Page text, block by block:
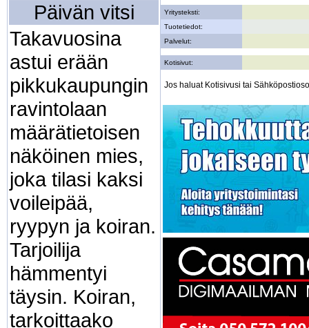
Päivän vitsi
Takavuosina
astui erään
pikkukaupungin
ravintolaan
määrätietoisen
näköinen mies,
joka tilasi kaksi
voileipää,
ryypyn ja koiran.
Tarjoilija
hämmentyi
täysin. Koiran,
tarkoittaako
Yritysteksti:
Tuotetiedot:
Palvelut:
Kotisivut:
Jos haluat Kotisivusi tai